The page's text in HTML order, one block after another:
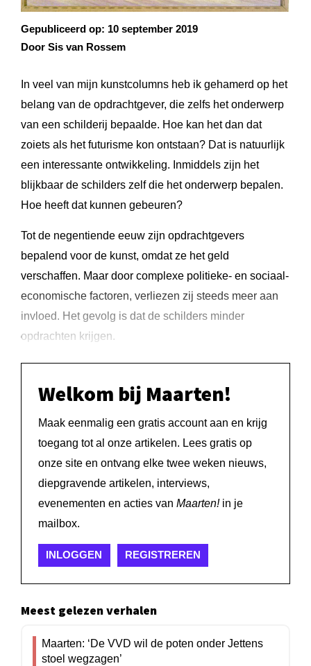
Gepubliceerd op: 10 september 2019
Door Sis van Rossem
In veel van mijn kunstcolumns heb ik gehamerd op het
belang van de opdrachtgever, die zelfs het onderwerp
van een schilderij bepaalde. Hoe kan het dan dat
zoiets als het futurisme kon ontstaan? Dat is natuurlijk
een interessante ontwikkeling. Inmiddels zijn het
blijkbaar de schilders zelf die het onderwerp bepalen.
Hoe heeft dat kunnen gebeuren?
Tot de negentiende eeuw zijn opdrachtgevers
bepalend voor de kunst, omdat ze het geld
verschaffen. Maar door complexe politieke- en sociaal-
economische factoren, verliezen zij steeds meer aan
invloed. Het gevolg is dat de schilders minder
opdrachten krijgen.
Welkom bij Maarten!
Maak eenmalig een gratis account aan en krijg
toegang tot al onze artikelen. Lees gratis op
onze site en ontvang elke twee weken nieuws,
diepgravende artikelen, interviews,
evenementen en acties van Maarten!in je
mailbox.
INLOGGEN REGISTREREN
Meest gelezen verhalen
Maarten: ‘De VVD wil de poten onder Jettens
stoel wegzagen’